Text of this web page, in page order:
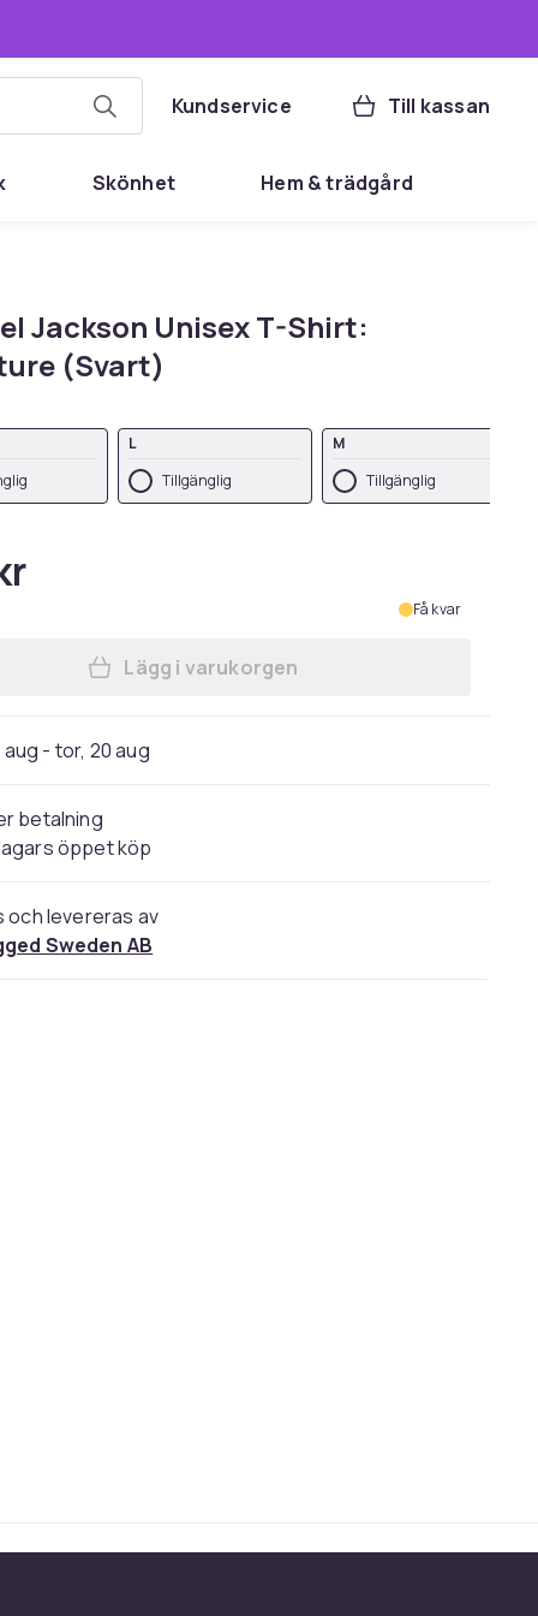
Kundservice Till kassan
Skönhet Hem & trädgård
Jackson Unisex T-Shirt:
(Svart)
L
Tillgänglig
M
Tillgänglig
Få kvar
Lägg till Michael Jackson Unisex
Lägg i varukorgen
aug - tor, 20 aug
betalning
öppet köp
och levereras av
Sweden AB